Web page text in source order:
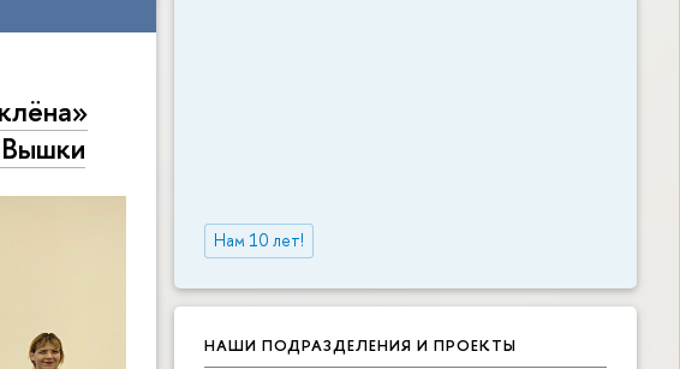
Нам 10 лет!
НАШИ ПОДРАЗДЕЛЕНИЯ И ПРОЕКТЫ
Вышки